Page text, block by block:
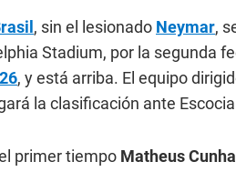
, sin el lesionado Neymar,
Stadium, por la segunda
, y está arriba. El equipo
la clasificación ante
primer tiempo Matheus Cunha